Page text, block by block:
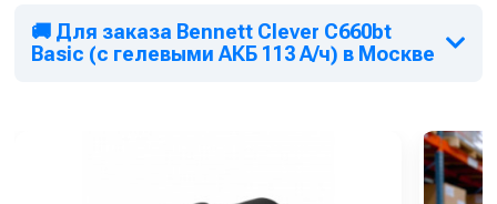
🚚 Для заказа Bennett Clever C660bt
Basic (с гелевыми АКБ 113 А/ч) в Москве